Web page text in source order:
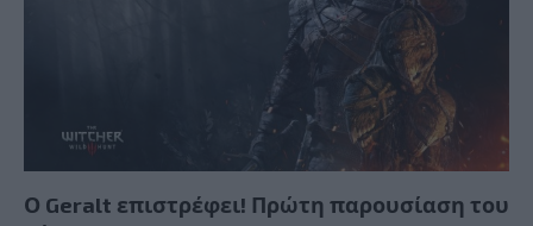
Ο Geralt επιστρέφει! Πρώτη παρουσίαση του